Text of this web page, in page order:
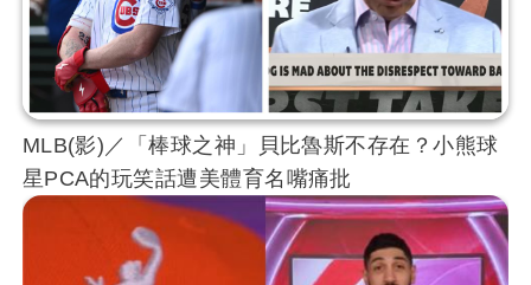
MLB(影)／「棒球之神」貝比魯斯不存在？小熊球
星PCA的玩笑話遭美體育名嘴痛批